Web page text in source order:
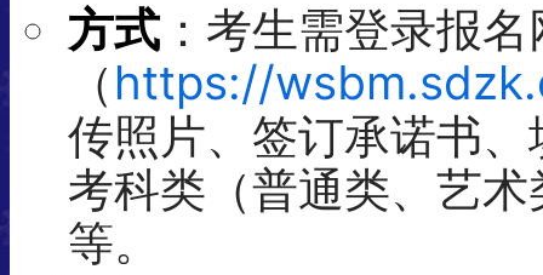
方式 ：考生需登录报
（https://
传照片、签订承诺书
考科类（普通类、艺
等。